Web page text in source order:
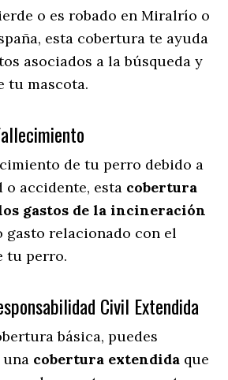
o es robado en Miralrío o
esta cobertura te ayuda
asociados a la búsqueda y
tu mascota.
de tu perro debido a
o accidente, esta cobertura
gastos de la incineración
relacionado con el
tu perro.
Civil Extendida
básica, puedes
cobertura extendida que